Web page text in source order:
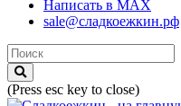
Написать в MAX
sale@сладкоежкин.рф
(Press esc key to close)